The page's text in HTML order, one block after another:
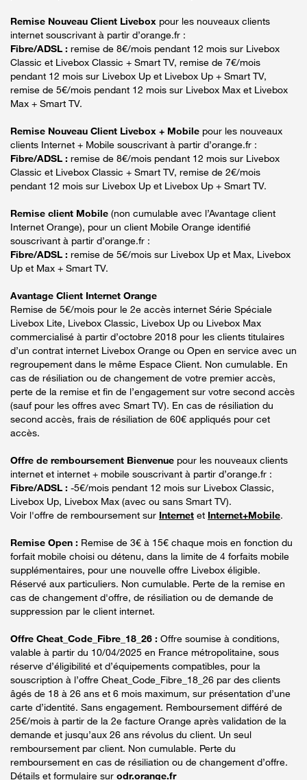
Remise Nouveau Client Livebox pour les nouveaux clients
internet souscrivant à partir d’orange.fr :
Fibre/ADSL : remise de 8€/mois pendant 12 mois sur Livebox
Classic et Livebox Classic + Smart TV, remise de 7€/mois
pendant 12 mois sur Livebox Up et Livebox Up + Smart TV,
remise de 5€/mois pendant 12 mois sur Livebox Max et Livebox
Max + Smart TV.
Remise Nouveau Client Livebox + Mobile pour les nouveaux
clients Internet + Mobile souscrivant à partir d’orange.fr :
Fibre/ADSL : remise de 8€/mois pendant 12 mois sur Livebox
Classic et Livebox Classic + Smart TV, remise de 2€/mois
pendant 12 mois sur Livebox Up et Livebox Up + Smart TV.
Remise client Mobile (non cumulable avec l’Avantage client
Internet Orange), pour un client Mobile Orange identifié
souscrivant à partir d’orange.fr :
Fibre/ADSL : remise de 5€/mois sur Livebox Up et Max, Livebox
Up et Max + Smart TV.
Avantage Client Internet Orange
Remise de 5€/mois pour le 2e accès internet Série Spéciale
Livebox Lite, Livebox Classic, Livebox Up ou Livebox Max
commercialisé à partir d’octobre 2018 pour les clients titulaires
d’un contrat internet Livebox Orange ou Open en service avec un
regroupement dans le même Espace Client. Non cumulable. En
cas de résiliation ou de changement de votre premier accès,
perte de la remise et fin de l’engagement sur votre second accès
(sauf pour les offres avec Smart TV). En cas de résiliation du
second accès, frais de résiliation de 60€ appliqués pour cet
accès.
Offre de remboursement Bienvenue pour les nouveaux clients
internet et internet + mobile souscrivant à partir d’orange.fr :
Fibre/ADSL : -5€/mois pendant 12 mois sur Livebox Classic,
Livebox Up, Livebox Max (avec ou sans Smart TV).
Voir l'offre de remboursement sur Internet et Internet+Mobile.
Remise Open : Remise de 3€ à 15€ chaque mois en fonction du
forfait mobile choisi ou détenu, dans la limite de 4 forfaits mobile
supplémentaires, pour une nouvelle offre Livebox éligible.
Réservé aux particuliers. Non cumulable. Perte de la remise en
cas de changement d'offre, de résiliation ou de demande de
suppression par le client internet.
Offre Cheat_Code_Fibre_18_26 : Offre soumise à conditions,
valable à partir du 10/04/2025 en France métropolitaine, sous
réserve d’éligibilité et d’équipements compatibles, pour la
souscription à l’offre Cheat_Code_Fibre_18_26 par des clients
âgés de 18 à 26 ans et 6 mois maximum, sur présentation d’une
carte d’identité. Sans engagement. Remboursement différé de
25€/mois à partir de la 2e facture Orange après validation de la
demande et jusqu’aux 26 ans révolus du client. Un seul
remboursement par client. Non cumulable. Perte du
remboursement en cas de résiliation ou de changement d’offre.
Détails et formulaire sur odr.orange.fr